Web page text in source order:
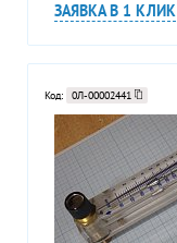
ЗАЯВКА В 1 КЛИК
Код: 0Л-00002441